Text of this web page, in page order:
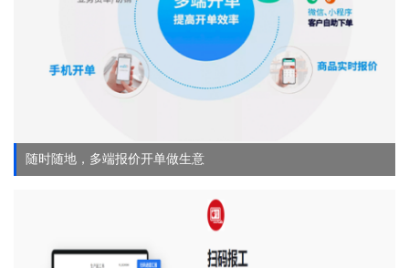
随时随地，多端报价开单做生意